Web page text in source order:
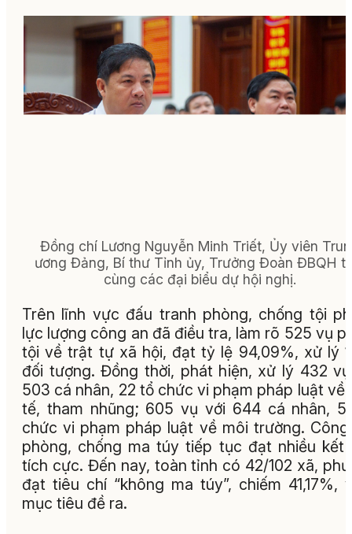
Đồng chí Lương Nguyễn Minh Triết, Ủy viên
ương Đảng, Bí thư Tỉnh ủy, Trưởng Đoàn ĐBQH
cùng các đại biểu dự hội nghị.
Trên lĩnh vực đấu tranh phòng, chống tội
lực lượng công an đã điều tra, làm rõ 525 vụ
tội về trật tự xã hội, đạt tỷ lệ 94,09%, xử lý
đối tượng. Đồng thời, phát hiện, xử lý 432
503 cá nhân, 22 tổ chức vi phạm pháp luật về
tế, tham nhũng; 605 vụ với 644 cá nhân,
chức vi phạm pháp luật về môi trường.
phòng, chống ma túy tiếp tục đạt nhiều kết
tích cực. Đến nay, toàn tỉnh có 42/102 xã,
đạt tiêu chí “không ma túy”, chiếm 41,17%,
mục tiêu đề ra.